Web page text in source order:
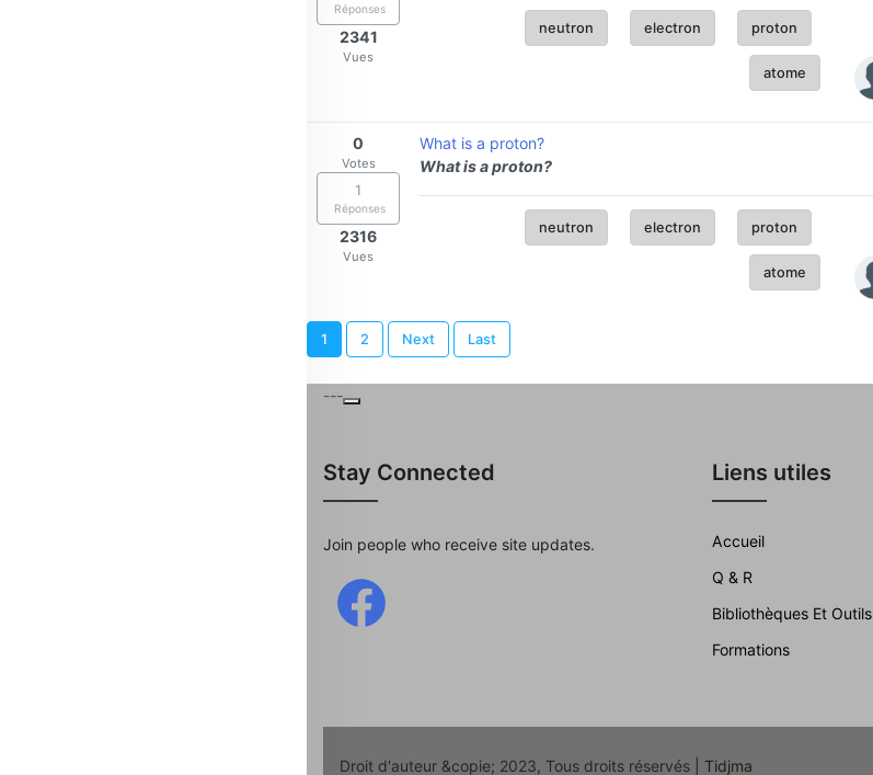
Réponses
2341
Vues
neutron electron proton
atome
0
Votes
1
Réponses
2316
Vues
What is a proton?
What is a proton?
neutron electron proton
atome
1 2 Next Last
---
Stay Connected
Join people who receive site updates.
Liens utiles
Accueil
Q & R
Bibliothèques Et Outils
Formations
Droit d'auteur &copie; 2023, Tous droits réservés | Tidjma